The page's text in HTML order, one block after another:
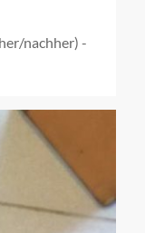
nachher) -